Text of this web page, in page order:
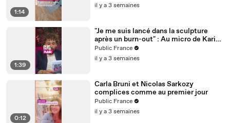
1:14
il y a 3 semaines
1:39
"Je me suis lancé dans la sculpture
après un burn-out" : Au micro de Karim
Sebbouh, Richard Orlinski dit tout au
Public
Public France
il y a 3 semaines
0:12
Carla Bruni et Nicolas Sarkozy
complices comme au premier jour
Public France
il y a 3 semaines